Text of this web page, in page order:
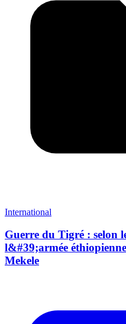
International
Guerre du Tigré : selon
l&#39;armée
Mekele